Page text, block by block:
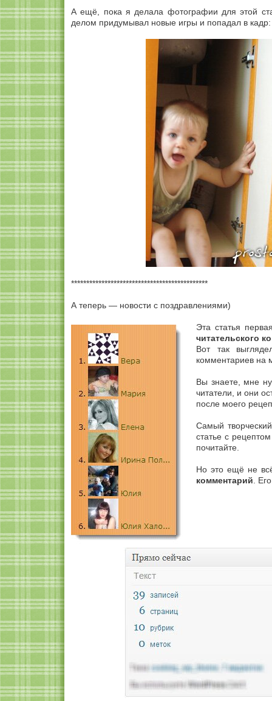
А ещё, пока я делала фотографии для этой
делом придумывал новые игры и попадал в кадр:
*********************************************
А теперь — новости с поздравлениями)
Эта статья
читательского
Вот так
комментариев на
Вы знаете, мне
читатели, и они
после моего
Самый
статье с
почитайте.
Но это ещё не
комментарий .